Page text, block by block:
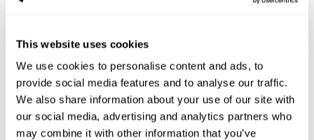
This website uses cookies
We use cookies to personalise content and ads, to
provide social media features and to analyse our traffic.
We also share information about your use of our site with
our social media, advertising and analytics partners who
may combine it with other information that you’ve
alcançar:
mantendo as habilidades cognitivas. A manutenção da
para promover a saúde cerebral, além de fazer exercícios
físicos adequados, fazer uma dieta variada e saudável,
socializar e dormir adequadamente.
Prevenir ao máximo possível a degradação cognitiva ou
distúrbios cognitivos relacionados à idade. Embora a